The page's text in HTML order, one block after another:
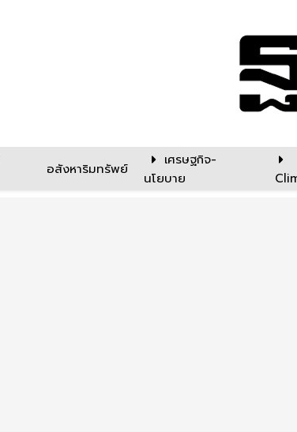
อสังหาริมทรัพย์
เศรษฐกิจ-
นโยบาย